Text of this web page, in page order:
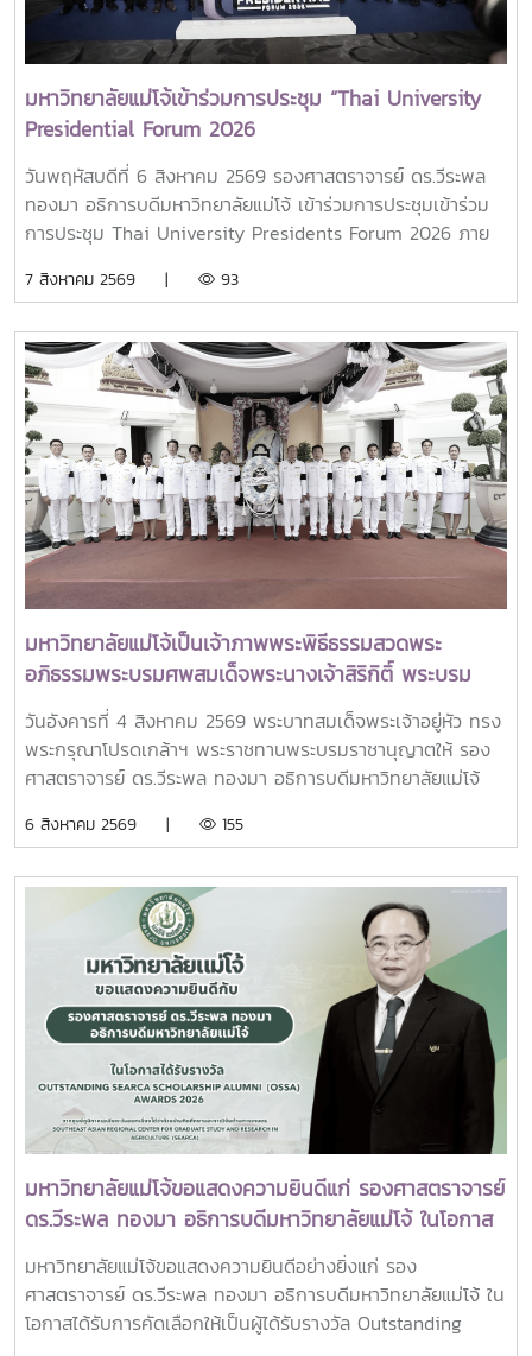
มหาวิทยาลัยแม่โจ้เข้าร่วมการประชุม “Thai University
Presidential Forum 2026
วันพฤหัสบดีที่ 6 สิงหาคม 2569 รองศาสตราจารย์ ดร.วีระพล
ทองมา อธิการบดีมหาวิทยาลัยแม่โจ้ เข้าร่วมการประชุมเข้าร่วม
การประชุม Thai University Presidents Forum 2026 ภาย
ได้รับเกียรติจาก ศาสตราจารย์ ดร.ยศชนัน วงศ์สวัสดิ์ รองนายก
วิทยาศาสตร์ วิจัยและนวัตกรรม เป็นประธานเปิดงาน ณ โรงแรม
เซ็นทารา แกรนด์ แอท เซ็นทรัลพลาซ่าลาดพร้าว กทม.สำหรับ
การประชุม Thai University Presidential Forum 2026 มี
นายดนุพร ปุณณกันต์ ผู้ช่วยรัฐมนตรีประจำกระทรวง อว.
ทพญ.ศรีญาดา ปาลิมาพันธ์ ที่ปรึกษา รมว.อว. ศ.ดร.ศุภชัย
ปทุมนากุล ปลัดกระทรวง อว. ดร.พันธุ์เพิ่มศักดิ์ อารุณี รองปลัด
กระทรวง อว. นางศรินยา สาขากร ผู้ช่วยปลัดกระทรวง อว.
คณะผู้บริหารหน่วยงานในกระทรวง อว. Professor Tan Eng
Chye, President, National University of Singapore
Professor Yang Bin , Vice Chancellor, Tsinghua
University Council Professor Tan Eng Chye อธิการบดี
มหาวิทยาลัยแห่งชาติสิงคโปร์ Professor Yang Bin รองประธาน
สภามหาวิทยาลัยชิงหวา ตลอดจนประธานที่ประชุมอธิการบดี ทั้ง
4 แห่ง ได้แก่ ที่ประชุมอธิการบดีแห่งประเทศไทย (ทปอ.) ที่ประชุม
อธิการบดีมหาวิทยาลัยราชภัฏ (ทปอ.มรภ.) ที่ประชุมอธิการบดี
มหาวิทยาลัยเทคโนโลยีราชมงคล (ทปอ.มทร.) สมาคมสถาบัน
แลกเปลี่ยนประสบการณ์ด้าน Reinventing University ผ่าน
ผู้นำเครือข่ายอุดมศึกษา การนำเสนอกรณีศึกษาการประยุกต์ใช้
AI และนวัตกรรมจากภาคเอกชน รวมถึงกิจกรรม Forum-to-
Action เพื่อร่วมกำหนดข้อเสนอเชิงนโยบายและแผนปฏิบัติการใน
การขับเคลื่อนมหาวิทยาลัยไทยในอนาคตการเข้าร่วมประชุมในครั้ง
นี้มหาวิทยาลัยแม่โจ้ติดตามทิศทางการเปลี่ยนแปลงของการ
อุดมศึกษาไทย พร้อมแลกเปลี่ยนองค์ความรู้และสร้างความร่วม
มือกับเครือข่ายสถาบันอุดมศึกษาทั่วประเทศ เพื่อร่วมกันพัฒนา
มหาวิทยาลัยไทยให้ก้าวทันการเปลี่ยนแปลงของโลกยุคดิจิทัล และ
ยกระดับศักยภาพด้านการศึกษา วิจัย และนวัตกรรมอย่างยั่งยืน
7 สิงหาคม 2569 | 93
มหาวิทยาลัยแม่โจ้เป็นเจ้าภาพพระพิธีธรรมสวดพระ
อภิธรรมพระบรมศพสมเด็จพระนางเจ้าสิริกิติ์ พระบรม
ราชินีนาถ พระบรมราชชนนีพันปีหลวง พร้อมเข้ากราบ
ถวายบังคมพระศพ สมเด็จพระเจ้าลูกเธอ เจ้าฟ้าพัชรกิติยา
ภา นเรนทิราเทพยวดี กรมหลวงราชสาริณีสิริพัชร มหา
วันอังคารที่ 4 สิงหาคม 2569 พระบาทสมเด็จพระเจ้าอยู่หัว ทรง
พระกรุณาโปรดเกล้าฯ พระราชทานพระบรมราชานุญาตให้ รอง
ศาสตราจารย์ ดร.วีระพล ทองมา อธิการบดีมหาวิทยาลัยแม่โจ้
บุคลากร รวมจำนวน 25 คน เป็นเจ้าภาพพระพิธีธรรมสวดพระ
พระบรมราชชนนีพันปีหลวง ณ พระที่นั่งดุสิตมหาปราสาท
พระบรมมหาราชวัง และเข้ากราบถวายบังคมพระศพสมเด็จ
พระเจ้าลูกเธอ เจ้าฟ้าพัชรกิติยาภา นเรนทิราเทพยวดี กรมหลวง
ราชสาริณีสิริพัชร มหาวัชรราชธิดา ณ พระที่นั่งพิมานรัตยา
พระบรมมหาราชวังการเข้าร่วมพิธีในครั้งนี้ นับเป็นพระ
มหากรุณาธิคุณล้นเกล้าล้นกระหม่อมแก่คณะผู้บริหาร
มหาวิทยาลัย สมาคมศิษย์เก่า และบุคลากร มหาวิทยาลัยแม่โจ้ที่ได้
ร่วมแสดงความจงรักภักดี ถวายความอาลัยและน้อมรำลึกในพระ
มหากรุณาธิคุณอย่างหาที่สุดมิได้
6 สิงหาคม 2569 | 155
มหาวิทยาลัยแม่โจ้ขอแสดงความยินดีแก่ รองศาสตราจารย์
ดร.วีระพล ทองมา อธิการบดีมหาวิทยาลัยแม่โจ้ ในโอกาส
ได้รับรางวัล Outstanding SEARCA Scholarship
Alumni (OSSA) Awards 2026
มหาวิทยาลัยแม่โจ้ขอแสดงความยินดีอย่างยิ่งแก่ รอง
ศาสตราจารย์ ดร.วีระพล ทองมา อธิการบดีมหาวิทยาลัยแม่โจ้ ใน
โอกาสได้รับการคัดเลือกให้เป็นผู้ได้รับรางวัล Outstanding